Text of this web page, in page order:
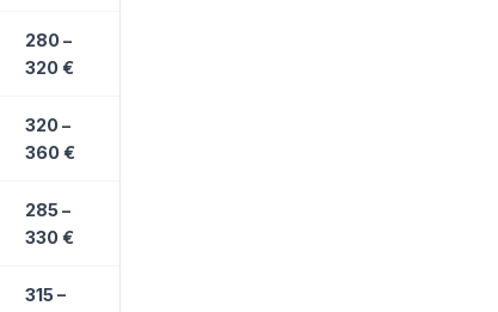
280 –
320 €
320 –
360 €
285 –
330 €
315 –